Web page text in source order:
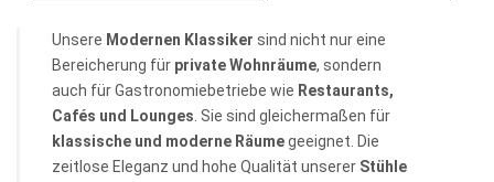
Unsere Modernen Klassiker sind nicht nur eine
Bereicherung für private Wohnräume, sondern
auch für Gastronomiebetriebe wie Restaurants,
Cafés und Lounges . Sie sind gleichermaßen für
klassische und moderne Räumegeeignet. Die
zeitlose Eleganz und hohe Qualität unserer Stühle